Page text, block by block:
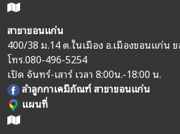
สาขาขอนแก่น
400/38 ม.14 ต.ในเมือง อ.เมืองขอนแก่น
โทร.080-496-5254
เปิด จันทร์-เสาร์ เวลา 8:00น.-18:00 น.
ลำลูกกาเคมีภัณฑ์ สาขาขอนแก่น
แผนที่